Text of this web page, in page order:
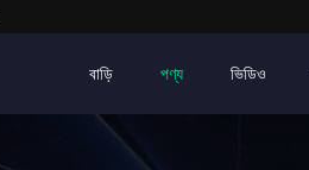
বাড়ি পণ্য ভিডিও